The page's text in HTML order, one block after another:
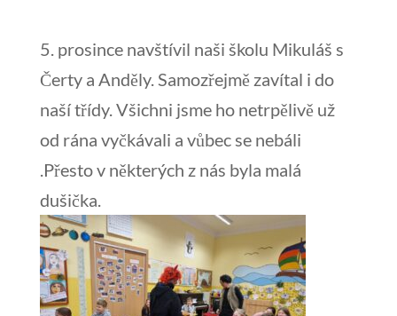
5. prosince navštívil naši školu Mikuláš s
Čerty a Anděly. Samozřejmě zavítal i do
naší třídy. Všichni jsme ho netrpělivě už
od rána vyčkávali a vůbec se nebáli
.Přesto v některých z nás byla malá
dušička.